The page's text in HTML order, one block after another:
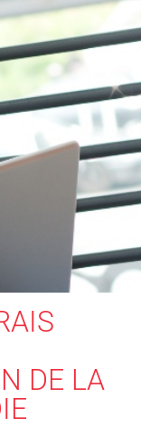
DE LA